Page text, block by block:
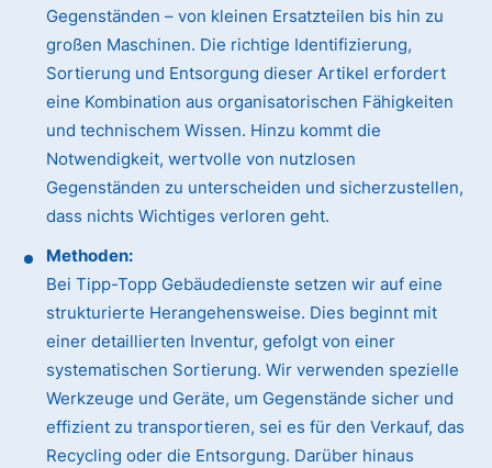
Gegenständen – von kleinen Ersatzteilen bis hin zu
großen Maschinen. Die richtige Identifizierung,
Sortierung und Entsorgung dieser Artikel erfordert
eine Kombination aus organisatorischen Fähigkeiten
und technischem Wissen. Hinzu kommt die
Notwendigkeit, wertvolle von nutzlosen
Gegenständen zu unterscheiden und sicherzustellen,
dass nichts Wichtiges verloren geht.
Methoden:
Bei Tipp-Topp Gebäudedienste setzen wir auf eine
strukturierte Herangehensweise. Dies beginnt mit
einer detaillierten Inventur, gefolgt von einer
systematischen Sortierung. Wir verwenden spezielle
Werkzeuge und Geräte, um Gegenstände sicher und
effizient zu transportieren, sei es für den Verkauf, das
Recycling oder die Entsorgung. Darüber hinaus